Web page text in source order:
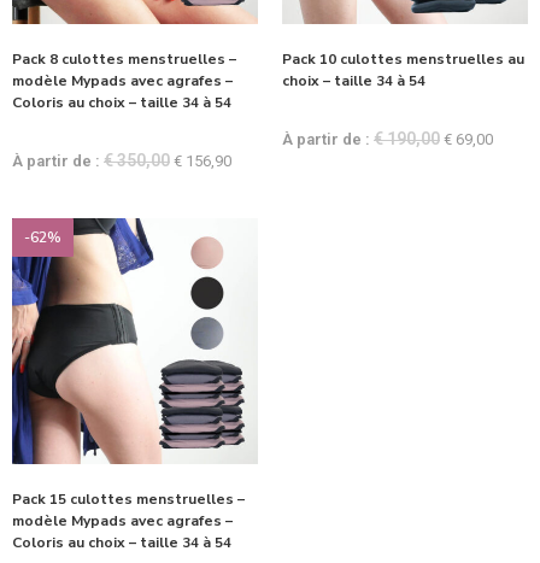
Pack 8 culottes menstruelles –
modèle Mypads avec agrafes –
Coloris au choix – taille 34 à 54
À partir de : €350,00 € 156,90
Pack 10 culottes menstruelles au
choix – taille 34 à 54
À partir de : €190,00 € 69,00
-62%
Pack 15 culottes menstruelles –
modèle Mypads avec agrafes –
Coloris au choix – taille 34 à 54